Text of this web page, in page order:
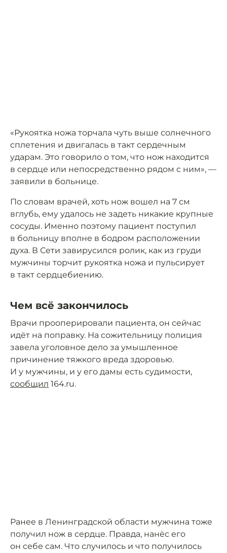
«Рукоятка ножа торчала чуть выше солнечного
сплетения и двигалась в такт сердечным
ударам. Это говорило о том, что нож находится
в сердце или непосредственно рядом с ним», —
заявили в больнице.
По словам врачей, хоть нож вошел на 7 см
вглубь, ему удалось не задеть никакие крупные
сосуды. Именно поэтому пациент поступил
в больницу вполне в бодром расположении
духа. В Сети завирусился ролик, как из груди
мужчины торчит рукоятка ножа и пульсирует
в такт сердцебиению.
Чем всё закончилось
Врачи прооперировали пациента, он сейчас
идёт на поправку. На сожительницу полиция
завела уголовное дело за умышленное
причинение тяжкого вреда здоровью.
И у мужчины, и у его дамы есть судимости,
сообщил 164.ru.
Ранее в Ленинградской области мужчина тоже
получил нож в сердце. Правда, нанёс его
он себе сам. Что случилось и что получилось